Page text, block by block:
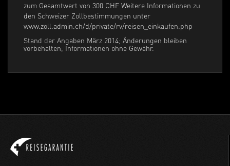
zum Gesamtwert von 300 CHF Weitere Informationen zu
den Schweizer Zollbestimmungen unter
www.zoll.admin.ch/d/private/rv/reisen_einkaufen.php
Stand der Angaben März 2014; Änderungen bleiben
vorbehalten, Informationen ohne Gewähr.